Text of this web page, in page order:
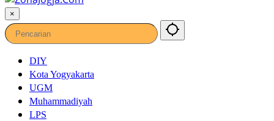
×
DIY
Kota Yogyakarta
UGM
Muhammadiyah
LPS